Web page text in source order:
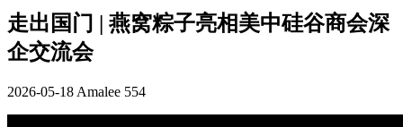
走出国门 | 燕窝粽子亮相美中硅谷商会深
企交流会
2026-05-18 Amalee 554